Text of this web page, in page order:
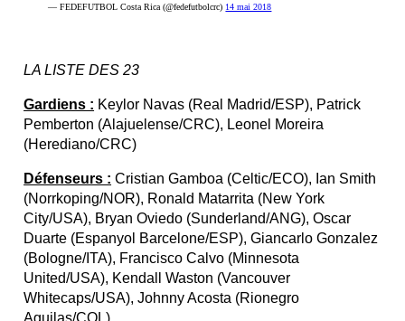
— FEDEFUTBOL Costa Rica (@fedefutbolcrc) 14 mai 2018
LA LISTE DES 23
Gardiens : Keylor Navas (Real Madrid/ESP), Patrick
Pemberton (Alajuelense/CRC), Leonel Moreira
(Herediano/CRC)
Défenseurs : Cristian Gamboa (Celtic/ECO), Ian Smith
(Norrkoping/NOR), Ronald Matarrita (New York
City/USA), Bryan Oviedo (Sunderland/ANG), Oscar
Duarte (Espanyol Barcelone/ESP), Giancarlo Gonzalez
(Bologne/ITA), Francisco Calvo (Minnesota
United/USA), Kendall Waston (Vancouver
Whitecaps/USA), Johnny Acosta (Rionegro